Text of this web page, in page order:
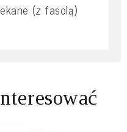
(z fasolą)